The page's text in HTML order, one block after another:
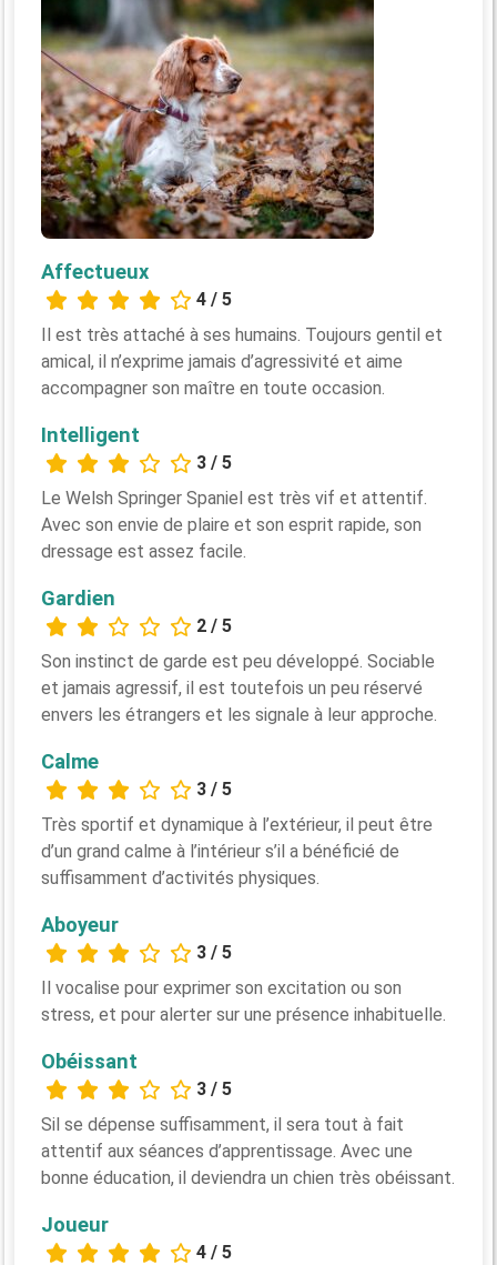
Affectueux
4 / 5
Il est très attaché à ses humains. Toujours gentil et
amical, il n’exprime jamais d’agressivité et aime
accompagner son maître en toute occasion.
Intelligent
3 / 5
Le Welsh Springer Spaniel est très vif et attentif.
Avec son envie de plaire et son esprit rapide, son
dressage est assez facile.
Gardien
2 / 5
Son instinct de garde est peu développé. Sociable
et jamais agressif, il est toutefois un peu réservé
envers les étrangers et les signale à leur approche.
Calme
3 / 5
Très sportif et dynamique à l’extérieur, il peut être
d’un grand calme à l’intérieur s’il a bénéficié de
suffisamment d’activités physiques.
Aboyeur
3 / 5
Il vocalise pour exprimer son excitation ou son
stress, et pour alerter sur une présence inhabituelle.
Obéissant
3 / 5
Sil se dépense suffisamment, il sera tout à fait
attentif aux séances d’apprentissage. Avec une
bonne éducation, il deviendra un chien très obéissant.
Joueur
4 / 5